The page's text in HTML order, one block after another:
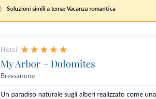
Soluzioni simili a tema: Vacanza romantica
Hotel
My Arbor – Dolomites
Bressanone
Un paradiso naturale sugli alberi realizzato come una